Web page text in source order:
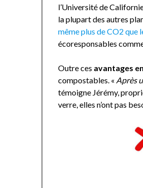
l’Université de
la plupart des autres
même plus de CO2 que
écoresponsables
Outre ces avantages
compostables. « Après
témoigne Jérémy,
verre, elles n’ont pas